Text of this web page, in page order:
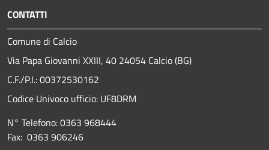
CONTATTI
Comune di Calcio
Via Papa Giovanni XXIII, 40 24054 Calcio (BG)
C.F./P.I.: 00372530162
Codice Univoco ufficio: UF8DRM
N° Telefono: 0363 968444
Fax: 0363 906246